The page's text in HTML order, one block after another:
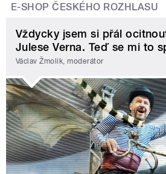
E-SHOP ČESKÉHO ROZHLASU
Vždycky jsem si přál
Julese Verna. Teď se mi to
Václav Žmolík, moderátor